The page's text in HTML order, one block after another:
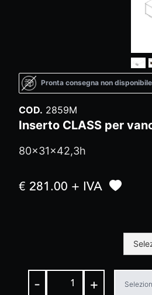
Pronta consegna non disponibile
COD. 2859M
Inserto CLASS per
80x31x42,3h
€ 281.00 + IVA
- +